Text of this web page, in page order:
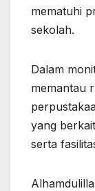
mematuhi
sekolah.
Dalam
memantau
yang
serta